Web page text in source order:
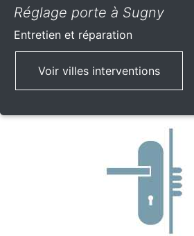
Réglage porte à Sugny
Entretien et réparation
Voir villes interventions